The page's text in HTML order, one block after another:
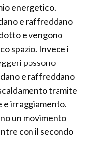
energetico.
e raffreddano
e vengono
spazio. Invece i
possono
e raffreddano
tramite
e irraggiamento.
un movimento
con il secondo